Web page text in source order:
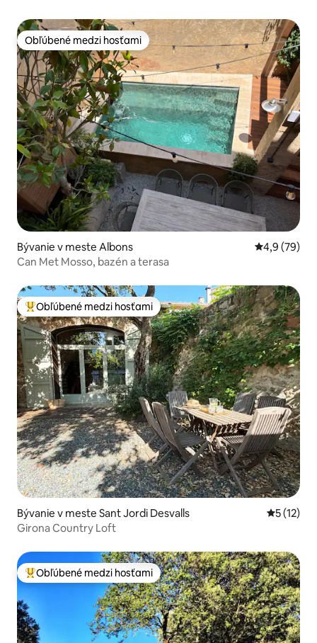
Obľúbené medzi hosťami
Obľúbené medzi hosťami
Bývanie v meste Albons Priemerné
4,9 (79)
Can Met Mosso, bazén a terasa
Najobľúbenejšie medzi hosťami
Obľúbené medzi hosťami
Bývanie v meste Sant Jordi Desvalls
5 (12)
Girona Country Loft
Najobľúbenejšie medzi hosťami
Obľúbené medzi hosťami